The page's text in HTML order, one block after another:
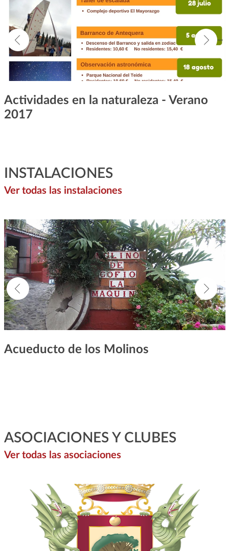
Actividades en la naturaleza - Verano
2017
INSTALACIONES
Ver todas las instalaciones
Acueducto de los Molinos
ASOCIACIONES Y CLUBES
Ver todas las asociaciones